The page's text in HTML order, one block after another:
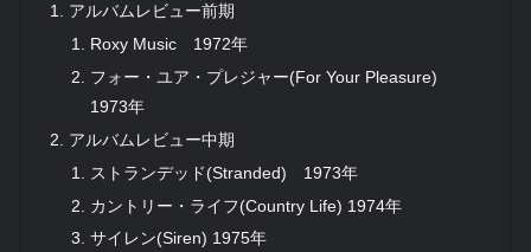
アルバムレビュー前期
Roxy Music 1972年
フォー・ユア・プレジャー(For Your Pleasure)
1973年
アルバムレビュー中期
ストランデッド(Stranded) 1973年
カントリー・ライフ(Country Life) 1974年
サイレン(Siren) 1975年